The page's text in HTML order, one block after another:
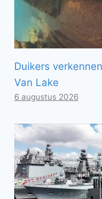
Duikers
Van Lake
6 augustus 2026